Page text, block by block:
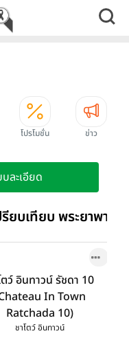
โปรโมชั่น ข่าว
ละเอียด
รียบเทียบ พระยาพา
ตว์ อินทาวน์ รัชดา 10
In Town
Ratchada 10)
ชาโตว์ อินทาวน์